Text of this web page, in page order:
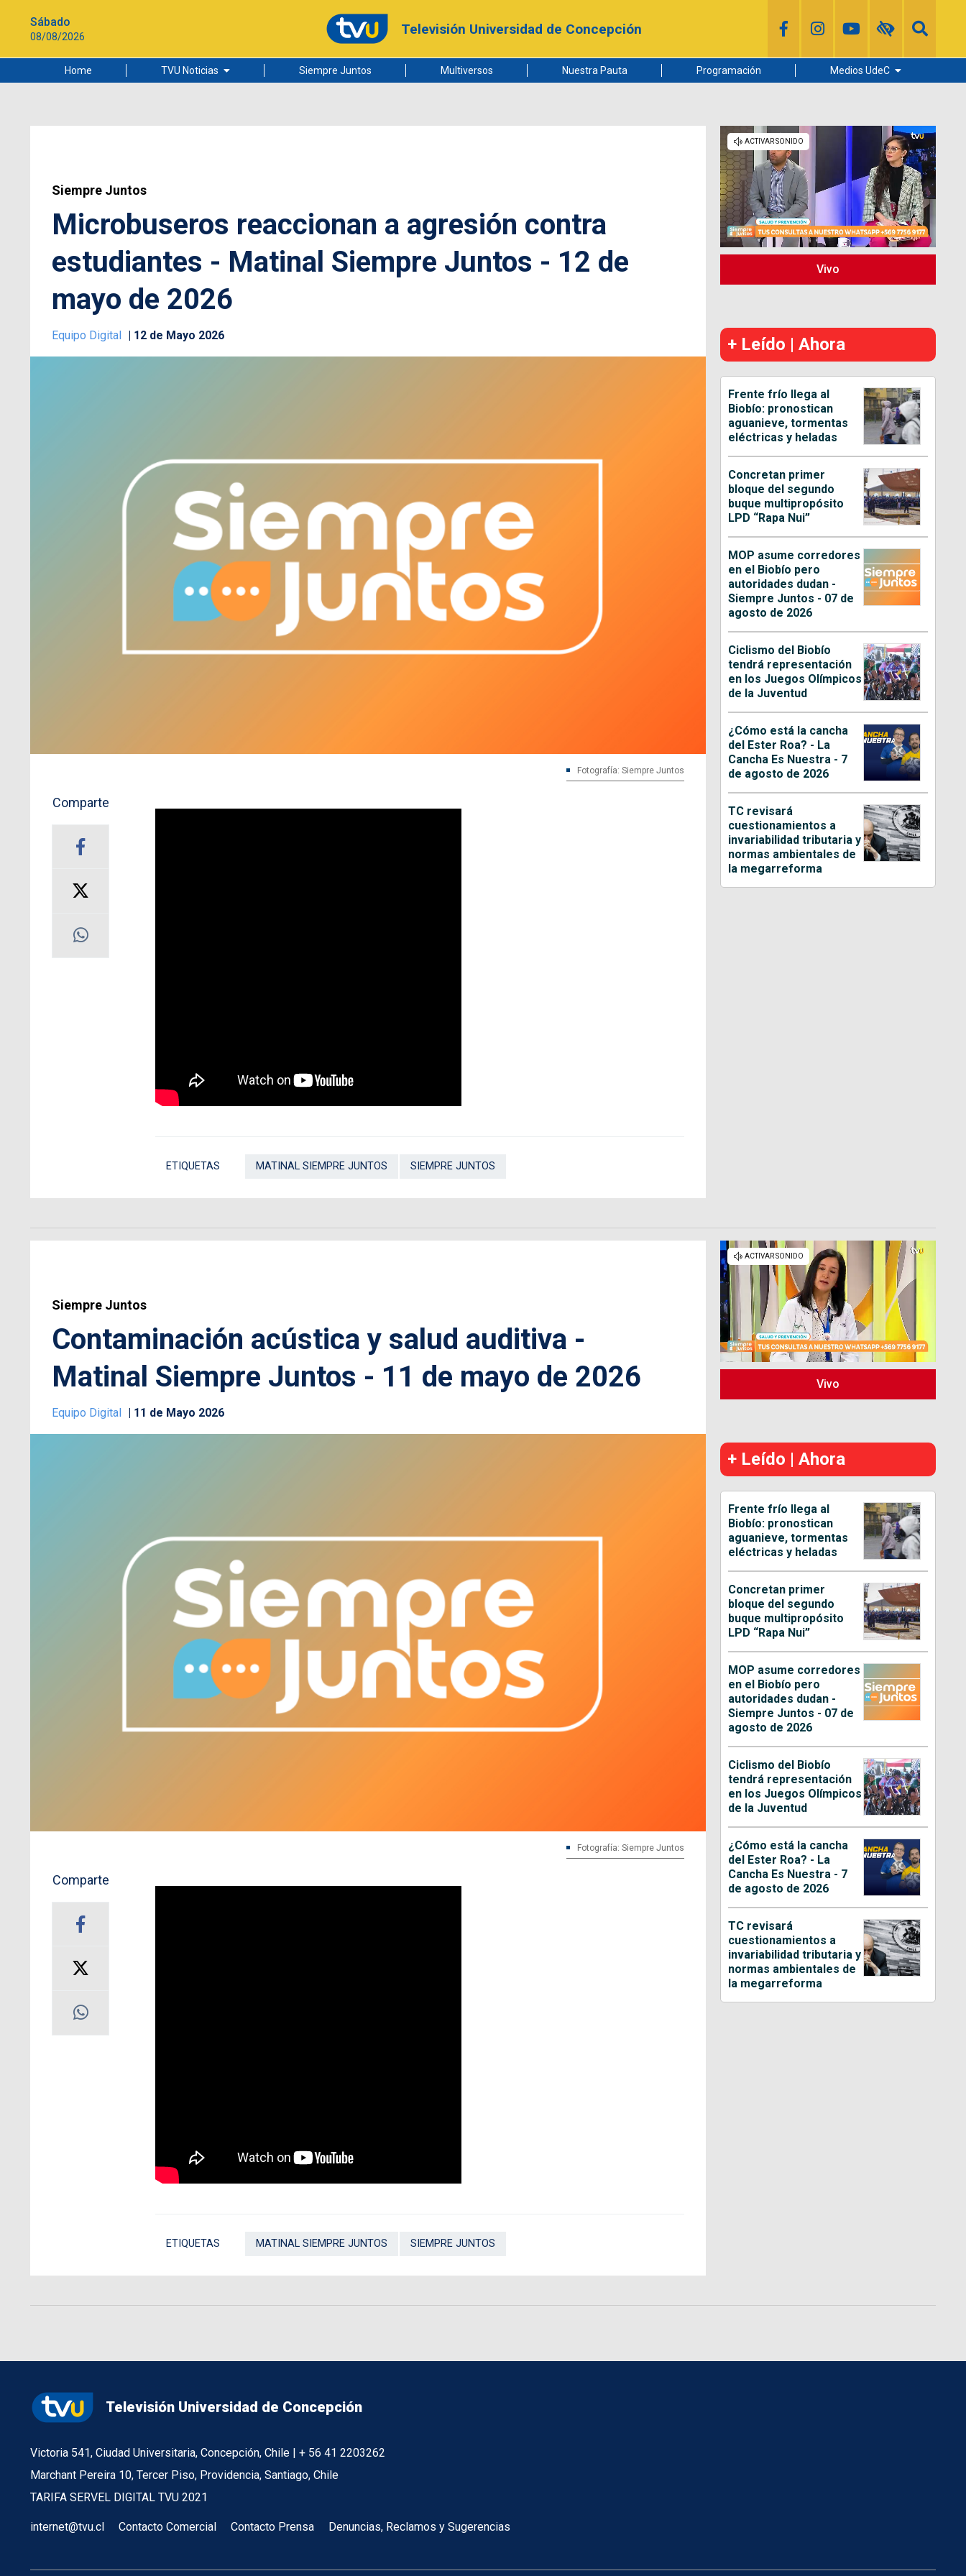
Sábado
08/08/2026 Televisión Universidad de Concepción
Home TVU Noticias
Ciudad
Siempre Juntos Multiversos Nuestra Pauta Programación Medios UdeC
Radio UdeC
Noticias UdeC
Siempre Juntos
Microbuseros reaccionan a agresión contra
estudiantes - Matinal Siempre Juntos - 12 de
mayo de 2026
Equipo Digital 12 de Mayo 2026
Fotografía: Siempre Juntos
Comparte
ETIQUETAS MATINAL SIEMPRE JUNTOS SIEMPRE JUNTOS
Vivo
+ Leído | Ahora
Frente frío llega al
Biobío: pronostican
aguanieve, tormentas
eléctricas y heladas
Concretan primer
bloque del segundo
buque multipropósito
LPD “Rapa Nui”
MOP asume corredores
en el Biobío pero
autoridades dudan -
Siempre Juntos - 07 de
agosto de 2026
Ciclismo del Biobío
tendrá representación
en los Juegos Olímpicos
de la Juventud
¿Cómo está la cancha
del Ester Roa? - La
Cancha Es Nuestra - 7
de agosto de 2026
TC revisará
cuestionamientos a
invariabilidad tributaria y
normas ambientales de
la megarreforma
Siempre Juntos
Contaminación acústica y salud auditiva -
Matinal Siempre Juntos - 11 de mayo de 2026
Equipo Digital 11 de Mayo 2026
Fotografía: Siempre Juntos
Comparte
ETIQUETAS MATINAL SIEMPRE JUNTOS SIEMPRE JUNTOS
Vivo
+ Leído | Ahora
Frente frío llega al
Biobío: pronostican
aguanieve, tormentas
eléctricas y heladas
Concretan primer
bloque del segundo
buque multipropósito
LPD “Rapa Nui”
MOP asume corredores
en el Biobío pero
autoridades dudan -
Siempre Juntos - 07 de
agosto de 2026
Ciclismo del Biobío
tendrá representación
en los Juegos Olímpicos
de la Juventud
¿Cómo está la cancha
del Ester Roa? - La
Cancha Es Nuestra - 7
de agosto de 2026
TC revisará
cuestionamientos a
invariabilidad tributaria y
normas ambientales de
la megarreforma
Televisión Universidad de Concepción
Victoria 541, Ciudad Universitaria, Concepción, Chile | + 56 41 2203262
Marchant Pereira 10, Tercer Piso, Providencia, Santiago, Chile
TARIFA SERVEL DIGITAL TVU 2021
internet@tvu.cl Contacto Comercial Contacto Prensa Denuncias, Reclamos y Sugerencias